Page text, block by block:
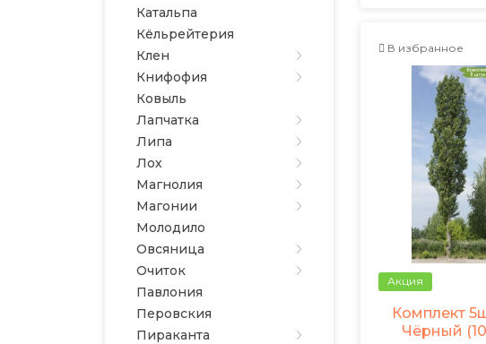
Катальпа
Кёльрейтерия
Клен
Книфофия
Ковыль
Лапчатка
Липа
Лох
Магнолия
Магонии
Молодило
Овсяница
Очиток
Павлония
Перовския
Пираканта
В избранное
Акция
Комплект
Чёрный